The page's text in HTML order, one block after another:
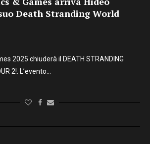
Death Stranding World
2025 chiuderà il DEATH STRANDING
2!. L’evento…